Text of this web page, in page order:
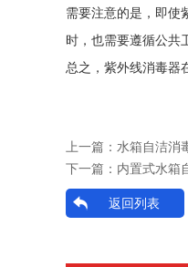
需要注意的是，即使
时，也需要遵循公共
总之，紫外线消毒器
上一篇： 水箱自洁消
下一篇： 内置式水箱
返回列表